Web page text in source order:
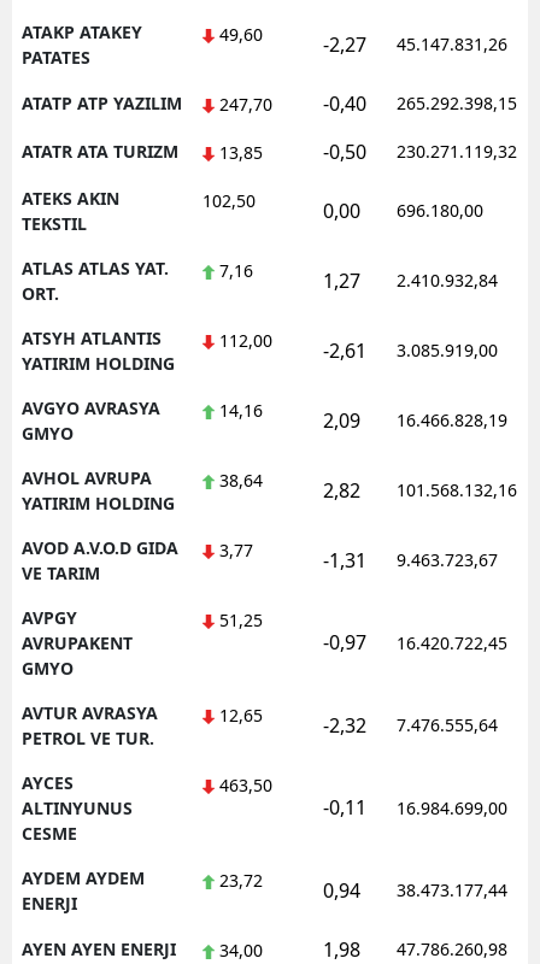
ATAKP ATAKEY
PATATES
49,60 -2,27 45.147.831,26
ATATP ATP YAZILIM 247,70 -0,40 265.292.398,15
ATATR ATA TURIZM 13,85 -0,50 230.271.119,32
ATEKS AKIN
TEKSTIL
102,50 0,00 696.180,00
ATLAS ATLAS YAT.
ORT.
7,16 1,27 2.410.932,84
ATSYH ATLANTIS
YATIRIM HOLDING
112,00 -2,61 3.085.919,00
AVGYO AVRASYA
GMYO
14,16 2,09 16.466.828,19
AVHOL AVRUPA
YATIRIM HOLDING
38,64 2,82 101.568.132,16
AVOD A.V.O.D GIDA
VE TARIM
3,77 -1,31 9.463.723,67
AVPGY
AVRUPAKENT
GMYO
51,25
-0,97 16.420.722,45
AVTUR AVRASYA
PETROL VE TUR.
12,65 -2,32 7.476.555,64
AYCES
ALTINYUNUS
CESME
463,50
-0,11 16.984.699,00
AYDEM AYDEM
ENERJI
23,72 0,94 38.473.177,44
AYEN AYEN ENERJI 34,00 1,98 47.786.260,98